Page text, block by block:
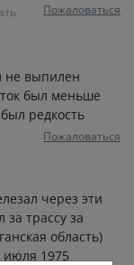
Пожаловаться
не выпилен
был меньше
редкость
Пожаловаться
через эти
за трассу за
область)
июля 1975